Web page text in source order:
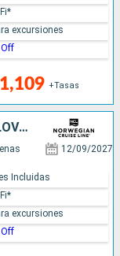
+Tasas
excursiones
Off
GRECIA, MONTENEGRO, CROACIA, ESLOVENIA, ITALIA
12/09/2027
Incluidas
excursiones
Off